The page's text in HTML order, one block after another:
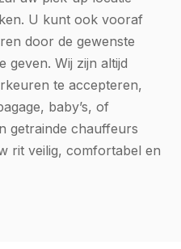
U kunt ook vooraf
door de gewenste
geven. Wij zijn altijd
te accepteren,
baby’s, of
getrainde chauffeurs
rit veilig, comfortabel en